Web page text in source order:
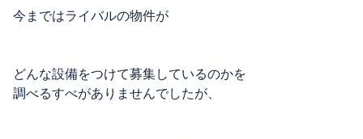
今まではライバルの物件が
どんな設備をつけて募集しているのかを
調べるすべがありませんでしたが、